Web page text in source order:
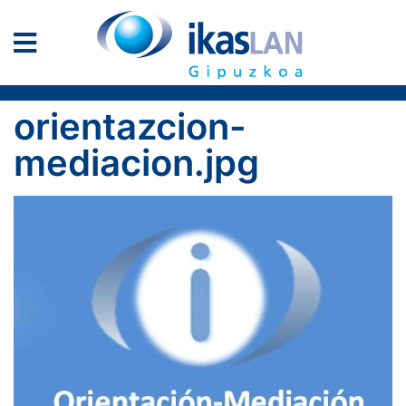
orientazcion-
mediacion.jpg